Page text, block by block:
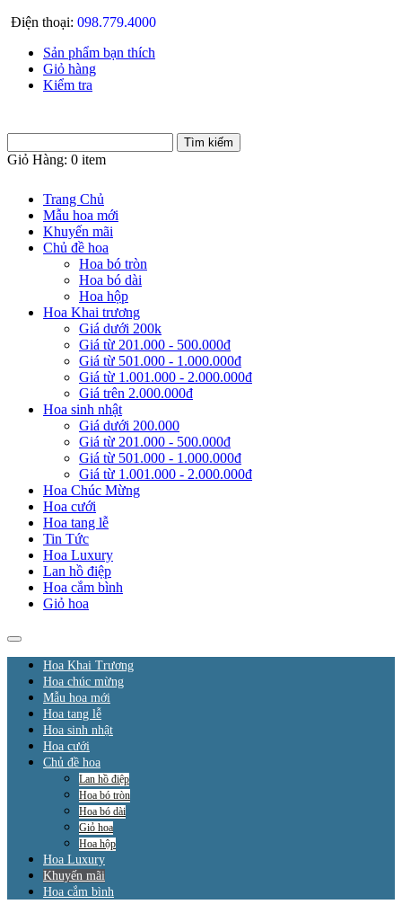
Điện thoại: 098.779.4000
Sản phẩm bạn thích
Giỏ hàng
Kiểm tra
Giỏ Hàng: 0 item
Trang Chủ
Mẫu hoa mới
Khuyến mãi
Chủ đề hoa
Hoa bó tròn
Hoa bó dài
Hoa hộp
Hoa Khai trương
Giá dưới 200k
Giá từ 201.000 - 500.000đ
Giá từ 501.000 - 1.000.000đ
Giá từ 1.001.000 - 2.000.000đ
Giá trên 2.000.000đ
Hoa sinh nhật
Giá dưới 200.000
Giá từ 201.000 - 500.000đ
Giá từ 501.000 - 1.000.000đ
Giá từ 1.001.000 - 2.000.000đ
Hoa Chúc Mừng
Hoa cưới
Hoa tang lễ
Tin Tức
Hoa Luxury
Lan hồ điệp
Hoa cắm bình
Giỏ hoa
Hoa Khai Trương
Hoa chúc mừng
Mẫu hoa mới
Hoa tang lễ
Hoa sinh nhật
Hoa cưới
Chủ đề hoa
Lan hồ điệp
Hoa bó tròn
Hoa bó dài
Giỏ hoa
Hoa hộp
Hoa Luxury
Khuyến mãi
Hoa cắm bình